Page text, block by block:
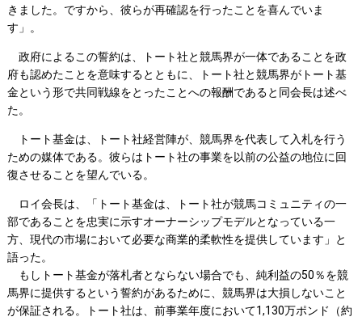
きました。ですから、彼らが再確認を行ったことを喜んでいま
す」。
政府によるこの誓約は、トート社と競馬界が一体であることを政
府も認めたことを意味するとともに、トート社と競馬界がトート基
金という形で共同戦線をとったことへの報酬であると同会長は述べ
た。
トート基金は、トート社経営陣が、競馬界を代表して入札を行う
ための媒体である。彼らはトート社の事業を以前の公益の地位に回
復させることを望んでいる。
ロイ会長は、「トート基金は、トート社が競馬コミュニティの一
部であることを忠実に示すオーナーシップモデルとなっている一
方、現代の市場において必要な商業的柔軟性を提供しています」と
語った。
もしトート基金が落札者とならない場合でも、純利益の50％を競
馬界に提供するという誓約があるために、競馬界は大損しないこと
が保証される。トート社は、前事業年度において1,130万ポンド（約